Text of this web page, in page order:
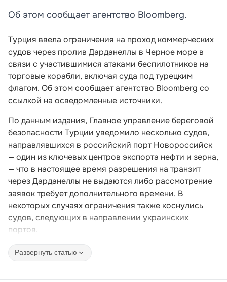
Об этом сообщает агентство Bloomberg.
Турция ввела ограничения на проход коммерческих
судов через пролив Дарданеллы в Черное море в
связи с участившимися атаками беспилотников на
торговые корабли, включая суда под турецким
флагом. Об этом сообщает агентство Bloomberg со
ссылкой на осведомленные источники.
По данным издания, Главное управление береговой
безопасности Турции уведомило несколько судов,
направлявшихся в российский порт Новороссийск
— один из ключевых центров экспорта нефти и зерна,
— что в настоящее время разрешения на транзит
через Дарданеллы не выдаются либо рассмотрение
заявок требует дополнительного времени. В
некоторых случаях ограничения также коснулись
судов, следующих в направлении украинских
портов.
Развернуть статью